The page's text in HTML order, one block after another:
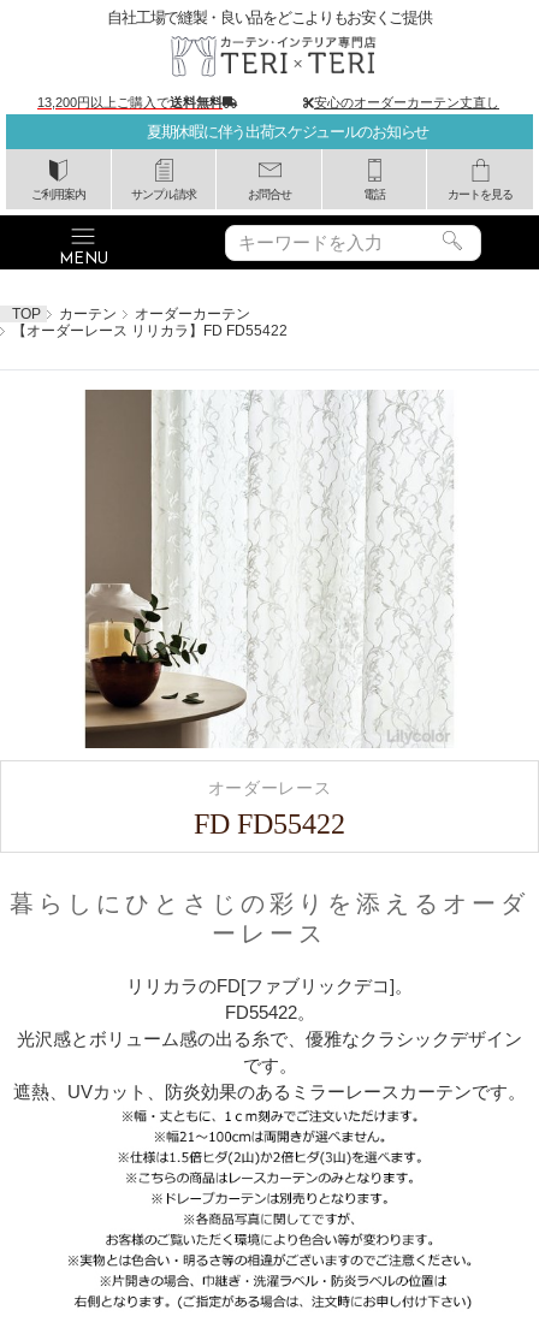
夏期休暇に伴う出荷スケジュールのお知らせ
ご利用案内 サンプル請求 お問合せ 電話 カートを見る
自社工場で縫製・良い品をどこよりもお安くご提供
13,200円以上ご購入で送料無料 安心のオーダーカーテン丈直し
TOP カーテン
オーダーカーテン
【オーダーレース リリカラ】FD FD55422
暮らしにひとさじの彩りを添えるオーダ
ーレース
オーダーレース
FD FD55422
リリカラのFD[ファブリックデコ]。
FD55422。
光沢感とボリューム感の出る糸で、優雅なクラシックデザイン
です。
遮熱、UVカット、防炎効果のあるミラーレースカーテンです。